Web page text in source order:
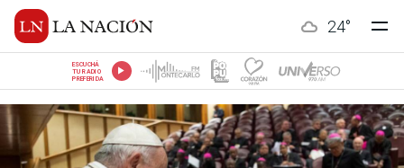
24°
ESCUCHÁ
TU RADIO
PREFERIDA